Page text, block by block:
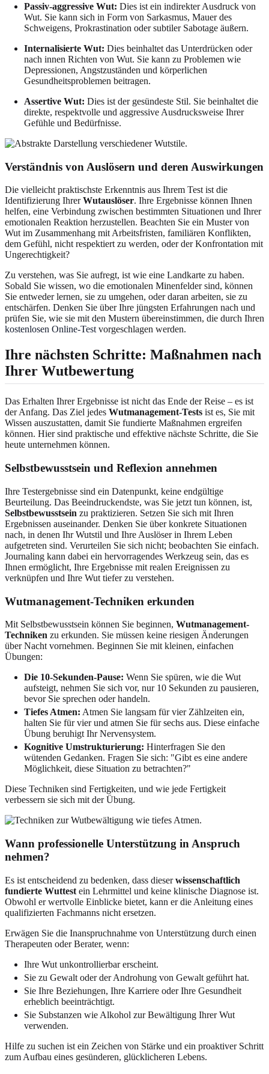
Passiv-aggressive Wut: Dies ist ein indirekter Ausdruck von
Wut. Sie kann sich in Form von Sarkasmus, Mauer des
Schweigens, Prokrastination oder subtiler Sabotage äußern.
Internalisierte Wut: Dies beinhaltet das Unterdrücken oder
nach innen Richten von Wut. Sie kann zu Problemen wie
Depressionen, Angstzuständen und körperlichen
Gesundheitsproblemen beitragen.
Assertive Wut: Dies ist der gesündeste Stil. Sie beinhaltet die
direkte, respektvolle und aggressive Ausdrucksweise Ihrer
Gefühle und Bedürfnisse.
Verständnis von Auslösern und deren Auswirkungen
Die vielleicht praktischste Erkenntnis aus Ihrem Test ist die
Identifizierung IhrerWutauslöser. Ihre Ergebnisse können Ihnen
helfen, eine Verbindung zwischen bestimmten Situationen und Ihrer
emotionalen Reaktion herzustellen. Beachten Sie ein Muster von
Wut im Zusammenhang mit Arbeitsfristen, familiären Konflikten,
dem Gefühl, nicht respektiert zu werden, oder der Konfrontation mit
Ungerechtigkeit?
Zu verstehen, was Sie aufregt, ist wie eine Landkarte zu haben.
Sobald Sie wissen, wo die emotionalen Minenfelder sind, können
Sie entweder lernen, sie zu umgehen, oder daran arbeiten, sie zu
entschärfen. Denken Sie über Ihre jüngsten Erfahrungen nach und
prüfen Sie, wie sie mit den Mustern übereinstimmen, die durch Ihren
kostenlosen Online-Test vorgeschlagen werden.
Ihre nächsten Schritte: Maßnahmen nach
Ihrer Wutbewertung
Das Erhalten Ihrer Ergebnisse ist nicht das Ende der Reise – es ist
der Anfang. Das Ziel jedes Wutmanagement-Tests ist es, Sie mit
Wissen auszustatten, damit Sie fundierte Maßnahmen ergreifen
können. Hier sind praktische und effektive nächste Schritte, die Sie
heute unternehmen können.
Selbstbewusstsein und Reflexion annehmen
Ihre Testergebnisse sind ein Datenpunkt, keine endgültige
Beurteilung. Das Beeindruckendste, was Sie jetzt tun können, ist,
Selbstbewusstsein zu praktizieren. Setzen Sie sich mit Ihren
Ergebnissen auseinander. Denken Sie über konkrete Situationen
nach, in denen Ihr Wutstil und Ihre Auslöser in Ihrem Leben
aufgetreten sind. Verurteilen Sie sich nicht; beobachten Sie einfach.
Journaling kann dabei ein hervorragendes Werkzeug sein, das es
Ihnen ermöglicht, Ihre Ergebnisse mit realen Ereignissen zu
verknüpfen und Ihre Wut tiefer zu verstehen.
Wutmanagement-Techniken erkunden
Mit Selbstbewusstsein können Sie beginnen, Wutmanagement-
Techniken zu erkunden. Sie müssen keine riesigen Änderungen
über Nacht vornehmen. Beginnen Sie mit kleinen, einfachen
Übungen:
Die 10-Sekunden-Pause: Wenn Sie spüren, wie die Wut
aufsteigt, nehmen Sie sich vor, nur 10 Sekunden zu pausieren,
bevor Sie sprechen oder handeln.
Tiefes Atmen: Atmen Sie langsam für vier Zählzeiten ein,
halten Sie für vier und atmen Sie für sechs aus. Diese einfache
Übung beruhigt Ihr Nervensystem.
Kognitive Umstrukturierung: Hinterfragen Sie den
wütenden Gedanken. Fragen Sie sich: "Gibt es eine andere
Möglichkeit, diese Situation zu betrachten?"
Diese Techniken sind Fertigkeiten, und wie jede Fertigkeit
verbessern sie sich mit der Übung.
Wann professionelle Unterstützung in Anspruch
nehmen?
Es ist entscheidend zu bedenken, dass dieserwissenschaftlich
fundierte Wuttest ein Lehrmittel und keine klinische Diagnose ist.
Obwohl er wertvolle Einblicke bietet, kann er die Anleitung eines
qualifizierten Fachmanns nicht ersetzen.
Erwägen Sie die Inanspruchnahme von Unterstützung durch einen
Therapeuten oder Berater, wenn:
Ihre Wut unkontrollierbar erscheint.
Sie zu Gewalt oder der Androhung von Gewalt geführt hat.
Sie Ihre Beziehungen, Ihre Karriere oder Ihre Gesundheit
erheblich beeinträchtigt.
Sie Substanzen wie Alkohol zur Bewältigung Ihrer Wut
verwenden.
Hilfe zu suchen ist ein Zeichen von Stärke und ein proaktiver Schritt
zum Aufbau eines gesünderen, glücklicheren Lebens.